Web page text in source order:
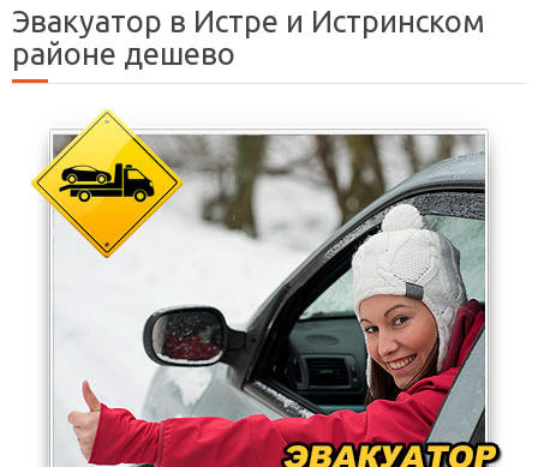
Эвакуатор в Истре и Истринском
районе дешево